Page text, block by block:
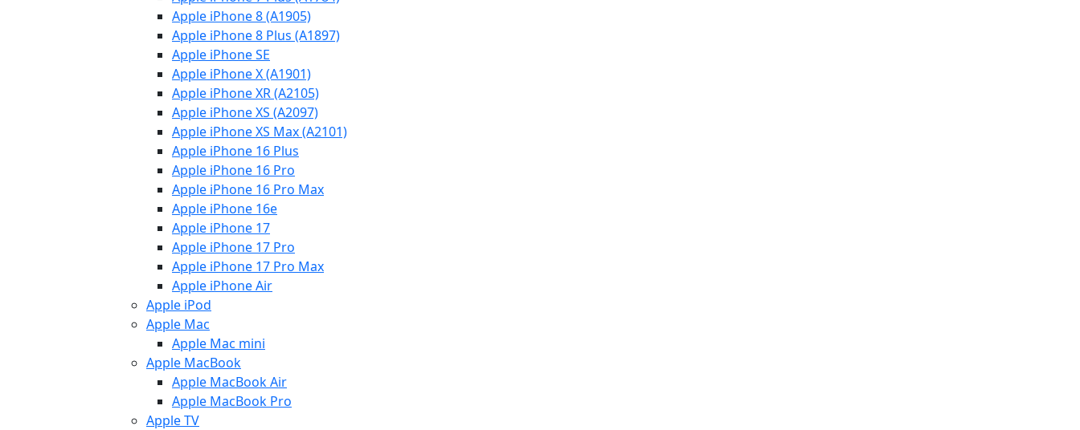
Apple iPhone 8 (A1905)
Apple iPhone 8 Plus (A1897)
Apple iPhone SE
Apple iPhone X (A1901)
Apple iPhone XR (A2105)
Apple iPhone XS (A2097)
Apple iPhone XS Max (A2101)
Apple iPhone 16 Plus
Apple iPhone 16 Pro
Apple iPhone 16 Pro Max
Apple iPhone 16e
Apple iPhone 17
Apple iPhone 17 Pro
Apple iPhone 17 Pro Max
Apple iPhone Air
Apple iPod
Apple Mac
Apple Mac mini
Apple MacBook
Apple MacBook Air
Apple MacBook Pro
Apple TV